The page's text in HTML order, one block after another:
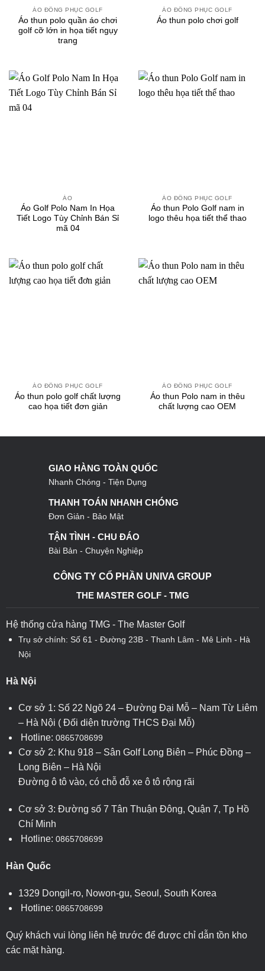
ÁO ĐỒNG PHỤC GOLF
Áo thun polo quần áo chơi
golf cỡ lớn in họa tiết ngụy
trang
ÁO ĐỒNG PHỤC GOLF
Áo thun polo chơi golf
ÁO
Áo Golf Polo Nam In Họa
Tiết Logo Tùy Chỉnh Bán Sỉ
mã 04
ÁO ĐỒNG PHỤC GOLF
Áo thun Polo Golf nam in
logo thêu họa tiết thể thao
ÁO ĐỒNG PHỤC GOLF
Áo thun polo golf chất lượng
cao họa tiết đơn giản
ÁO ĐỒNG PHỤC GOLF
Áo thun Polo nam in thêu
chất lượng cao OEM
GIAO HÀNG TOÀN QUỐC
Nhanh Chóng - Tiện Dụng
THANH TOÁN NHANH CHÓNG
Đơn Giản - Bảo Mật
TẬN TÌNH - CHU ĐÁO
Bài Bản - Chuyện Nghiệp
CÔNG TY CỔ PHẦN UNIVA GROUP
THE MASTER GOLF - TMG
Hệ thống cửa hàng TMG - The Master Golf
Trụ sở chính: Số 61 - Đường 23B - Thanh Lâm - Mê Linh - Hà
Nội
Hà Nội
Cơ sở 1: Số 22 Ngõ 24 – Đường Đại Mỗ – Nam Từ Liêm
– Hà Nội ( Đối diện trường THCS Đại Mỗ)
Hotline: 0865708699
Cơ sở 2: Khu 918 – Sân Golf Long Biên – Phúc Đồng –
Long Biên – Hà Nội
Đường ô tô vào, có chỗ đỗ xe ô tô rộng rãi
Cơ sở 3: Đường số 7 Tân Thuận Đông, Quận 7, Tp Hồ
Chí Minh
Hotline: 0865708699
Hàn Quốc
1329 Dongil-ro, Nowon-gu, Seoul, South Korea
Hotline: 0865708699
Quý khách vui lòng liên hệ trước để được chỉ dẫn tồn kho
các mặt hàng.